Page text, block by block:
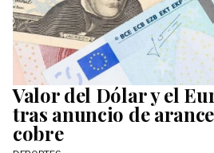
Valor del Dólar y el
tras anuncio de
cobre